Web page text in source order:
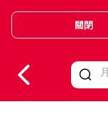
Valid
關閉